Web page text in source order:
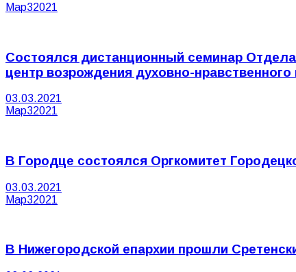
Мар32021
Состоялся дистанционный семинар
центр возрождения духовно-
03.03.2021
Мар32021
В Городце состоялся Оргкомитет
03.03.2021
Мар32021
В Нижегородской епархии прошли